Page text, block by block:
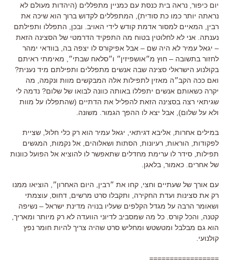
יום כיפור, נראה בית כנסת עם כמניין מתפללים (היהדות מעולם לא
נראתה יותר כמו כת סודית), המתפללים לקדוש ברוך הוא שיכה את
רבין, המאיים למסור אדמת קודש לידי האויב. ובכן, התפללו ותפילתם
נענתה. אני לא לחלוטין בטוח מה התפקיד הדרמטי של הסצינה הזאת
– יגאל עמיר לא היה שם – אבל אפיקורס לו יצפה בה, בוודאי ימהר
לחזור בתשובה – חוץ מ״אושפיזין״ ו״סלאח שבתי״, מאימתי ראיתם
בקולנוע הישראלי סצינה שבה אנשים מתפללים ותפילתם מיד נענית?
ואם ככה הקב״ה מאזין לתפילות אלה המבקשים מוות ונקמה, מה
יקרה כשאותם אנשים יתפללו באותה כוונה לבואו של שלום? נדמה לי
שגיתאי רצה בסצינה הזאת להפליל את הדתיים (שהתפללו על מוות
ולא על שלום), אבל יצא לו ההפך הגמור. משונה.
במילים אחרות, אליבא דגיתאי, יגאל עמיר הוא רק כלי חלול, שציית
לפקודות, הוראות, רעיונות, הסתות ושאלוהים, אל נקמות, המגשים
תפילות, סידר לו ערימת מחדלים שתאפשר לו להוציא אל הפועל כוונות
של אחרים. כאמור, בלאגן.
עם אורך של שעתיים וחצי, קחו את ״רבין, היום האחרון״, הוציאו ממנו
רק את סצינות ועדת החקירה, ותקבלו סרט מרשים, דחוס, עוצמתי
ושאומר הרבה על מגדל הקלפים שעליו בנויה מדינת ישראל – נשיפה
קטנה, והכל קורס. כל מה שמסביב לדיוני הוועדה לא רק מיותר ומאריך,
הוא גם מבלבל ומטשטש ומחליש סרט שהיה צריך להיות חומר נפץ
קולנועי.
=================